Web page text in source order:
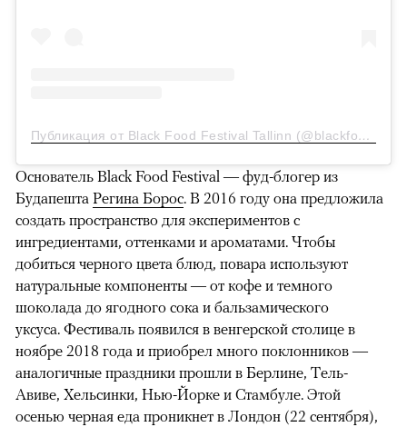
Публикация от Black Food Festival Tallinn (@blackfoodfestivaltallinn)
Основатель Black Food Festival — фуд-блогер из
Будапешта Регина Борос. В 2016 году она предложила
создать пространство для экспериментов с
ингредиентами, оттенками и ароматами. Чтобы
добиться черного цвета блюд, повара используют
натуральные компоненты — от кофе и темного
шоколада до ягодного сока и бальзамического
уксуса. Фестиваль появился в венгерской столице в
ноябре 2018 года и приобрел много поклонников —
аналогичные праздники прошли в Берлине, Тель-
Авиве, Хельсинки, Нью-Йорке и Стамбуле. Этой
осенью черная еда проникнет в Лондон (22 сентября),